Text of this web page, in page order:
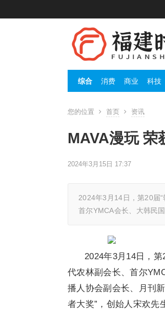
综合 消费 商业 科技
您的位置 首页 资讯
MAVA漫玩 荣
2024年3月15日 17:37
2024年3月14日，第20届
首尔YMCA会长、大韩民
2024年3月14日，
代农林副会长、首尔
播人协会副会长、月刊
者大奖”，创始人宋欢先